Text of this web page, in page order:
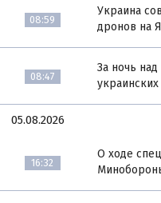
08:59
Украина
дронов на
08:47
За ночь
05.08.2026
16:32
О ходе